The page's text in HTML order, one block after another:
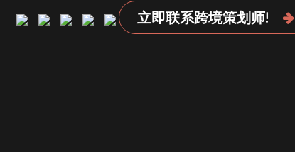
立即联系跨境策划师!